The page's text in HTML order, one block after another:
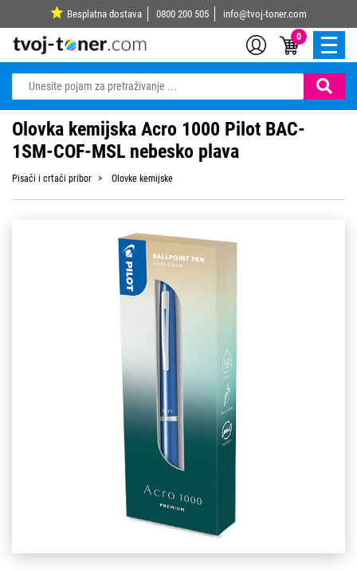
Besplatna dostava 0800 200 505 info@tvoj-toner.com
0
Olovka kemijska Acro 1000 Pilot BAC-
1SM-COF-MSL nebesko plava
Pisaći i crtaći pribor Olovke kemijske